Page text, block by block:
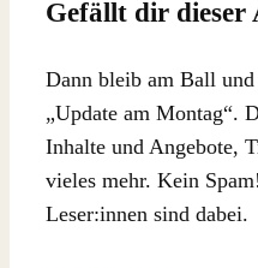
Gefällt dir dieser
Dann bleib am Ball
„Update am Montag“.
Inhalte und Angebote,
vieles mehr. Kein
Leser:innen sind dabei.